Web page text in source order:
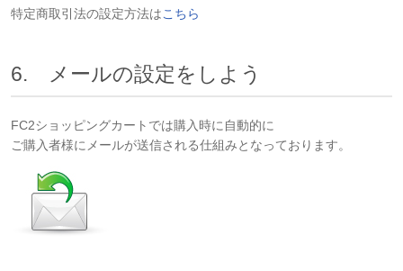
特定商取引法の設定方法はこちら
6. メールの設定をしよう
FC2ショッピングカートでは購入時に自動的に
ご購入者様にメールが送信される仕組みとなっております。